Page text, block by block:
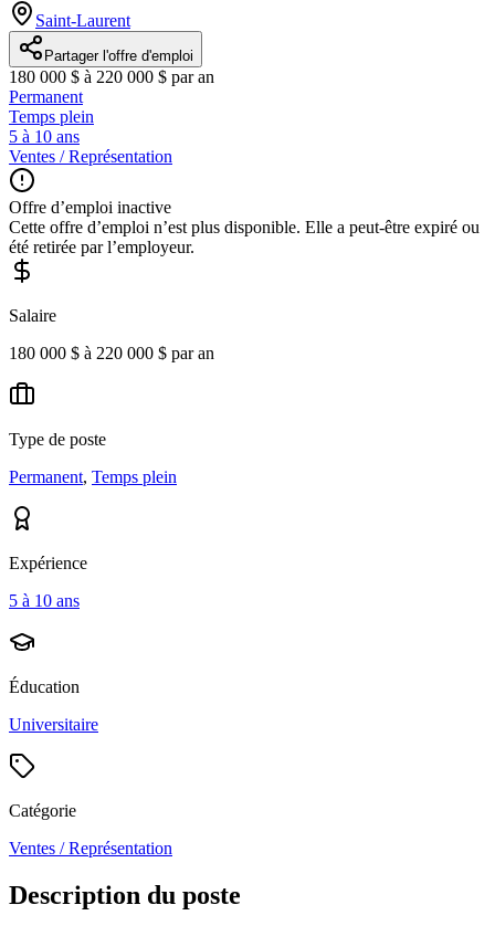
Saint-Laurent
Partager l'offre d'emploi
180 000 $ à 220 000 $ par an
Permanent
Temps plein
5 à 10 ans
Ventes / Représentation
Offre d’emploi inactive
Cette offre d’emploi n’est plus disponible. Elle a peut-être expiré ou
été retirée par l’employeur.
Salaire
180 000 $ à 220 000 $ par an
Type de poste
Permanent, Temps plein
Expérience
5 à 10 ans
Éducation
Universitaire
Catégorie
Ventes / Représentation
Description du poste